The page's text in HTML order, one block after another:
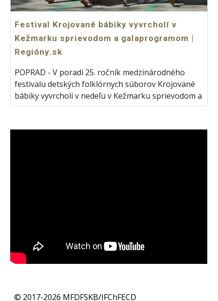
Festival Krojované bábiky vyvrcholí v
Kežmarku sprievodom a galaprogramom |
Regióny.sk
POPRAD - V poradí 25. ročník medzinárodného
festivalu detských folklórnych súborov Krojované
bábiky vyvrcholí v nedeľu v Kežmarku sprievodom a
© 2017-2026 MFDFSKB/IFChFECD